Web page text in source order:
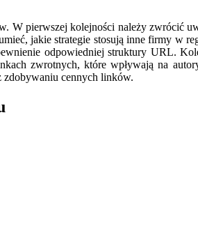
pierwszej kolejności należy zwrócić
jakie strategie stosują inne firmy w
odpowiedniej struktury URL.
zwrotnych, które wpływają na
zdobywaniu cennych linków.